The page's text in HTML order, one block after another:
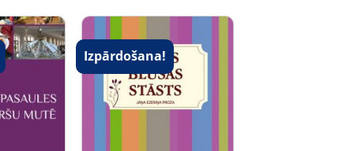
Izpārdošana!